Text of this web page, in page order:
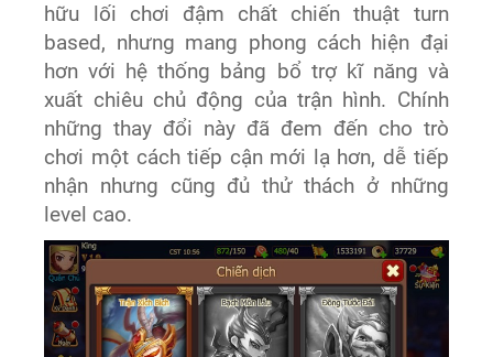
hữu lối chơi đậm chất chiến thuật turn
based, nhưng mang phong cách hiện đại
hơn với hệ thống bảng bổ trợ kĩ năng và
xuất chiêu chủ động của trận hình. Chính
những thay đổi này đã đem đến cho trò
chơi một cách tiếp cận mới lạ hơn, dễ tiếp
nhận nhưng cũng đủ thử thách ở những
level cao.